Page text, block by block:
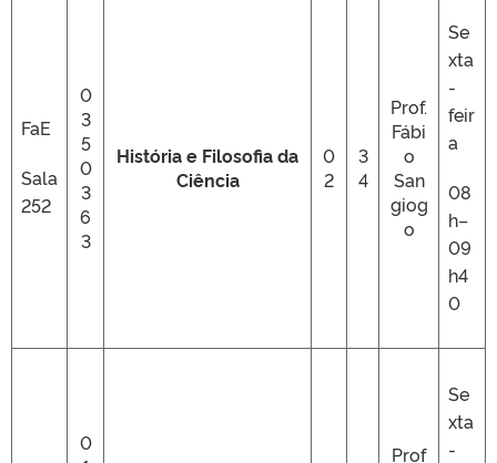
FaE
Sala
252
0
3
5
0
3
6
3
História e Filosofia da
Ciência
0
2
3
4
Prof.
Fábi
o
San
giog
o
Se
xta
-
feir
a
08
h–
09
h4
0
0
Prof
Se
xta
-